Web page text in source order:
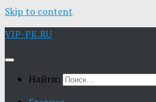
Skip to content
VIP-PK.RU
Найти: